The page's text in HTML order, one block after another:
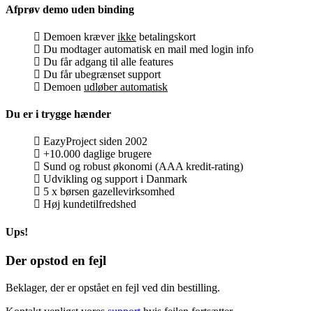
Afprøv demo uden binding
Demoen kræverikke betalingskort
Du modtager automatisk en mail med login info
Du får adgang til alle features
Du får ubegrænset support
Demoen udløber automatisk
Du er i trygge hænder
EazyProject siden 2002
+10.000 daglige brugere
Sund og robust økonomi (AAA kredit-rating)
Udvikling og support i Danmark
5 x børsen gazellevirksomhed
Høj kundetilfredshed
Ups!
Der opstod en fejl
Beklager, der er opstået en fejl ved din bestilling.